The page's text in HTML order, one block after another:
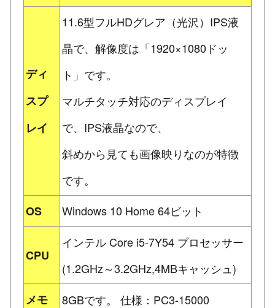
ディ
スプ
レイ
11.6型フルHDグレア（光沢）IPS液
晶で、解像度は「1920×1080ドッ
ト」です。
マルチタッチ対応のディスプレイ
で、IPS液晶なので、
斜めから見ても画像映りなのが特徴
です。
OS
Windows 10 Home 64ビット
CPU
インテル Core i5-7Y54 プロセッサー
(1.2GHz～3.2GHz,4MBキャッシュ)
メモ
8GBです。 仕様：PC3-15000